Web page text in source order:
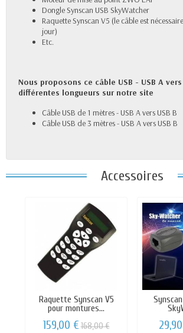
Dongle Synscan USB SkyWatcher
Raquette Synscan V5 (le câble est
jour)
Etc.
Nous proposons ce câble USB - USB A vers
différentes longueurs sur notre site
Câble USB de 1 mètres- USB A vers USB B
Câble USB de 3 mètres- USB A vers USB B
Accessoires
Raquette Synscan V5
pour montures...
159,00 €168,00 €